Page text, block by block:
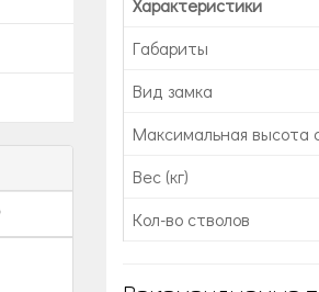
Характеристики
Габариты
Вид замка
Максимальная высота
Вес (кг)
Кол-во стволов